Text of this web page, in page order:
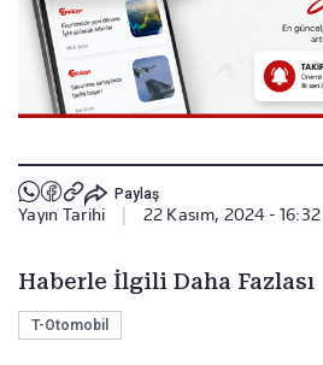
Paylaş
Yayın Tarihi 22 Kasım, 2024 - 16:32
Haberle İlgili Daha Fazlası
T-Otomobil